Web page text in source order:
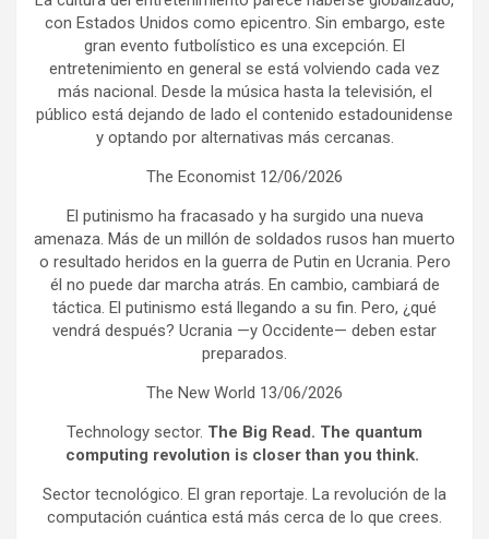
con Estados Unidos como epicentro. Sin embargo, este
gran evento futbolístico es una excepción. El
entretenimiento en general se está volviendo cada vez
más nacional. Desde la música hasta la televisión, el
público está dejando de lado el contenido estadounidense
y optando por alternativas más cercanas.
The Economist 12/06/2026
El putinismo ha fracasado y ha surgido una nueva
amenaza. Más de un millón de soldados rusos han muerto
o resultado heridos en la guerra de Putin en Ucrania. Pero
él no puede dar marcha atrás. En cambio, cambiará de
táctica. El putinismo está llegando a su fin. Pero, ¿qué
vendrá después? Ucrania —y Occidente— deben estar
preparados.
The New World 13/06/2026
Technology sector. The Big Read. The quantum
computing revolution is closer than you think.
Sector tecnológico. El gran reportaje. La revolución de la
computación cuántica está más cerca de lo que crees.